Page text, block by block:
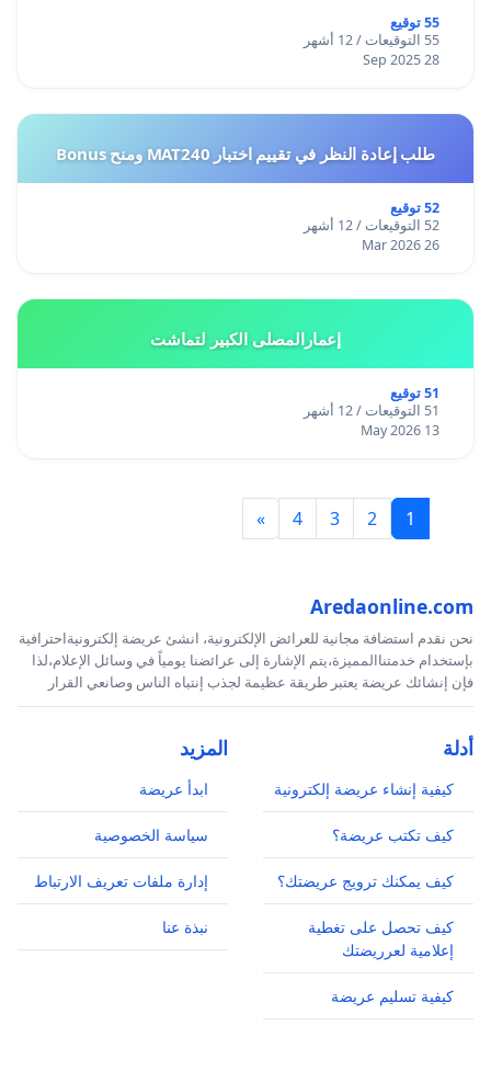
55 توقيع
55 التوقيعات / 12 أشهر
28 Sep 2025
طلب إعادة النظر في تقييم اختبار MAT240 ومنح Bonus
52 توقيع
52 التوقيعات / 12 أشهر
26 Mar 2026
إعمارالمصلى الكبير لتماشت
51 توقيع
51 التوقيعات / 12 أشهر
13 May 2026
1
2
3
4
»
Aredaonline.com
نحن نقدم استضافة مجانية للعرائض الإلكترونية، انشئ عريضة إلكترونيةاحترافية
بإستخدام خدمتناالمميزة،يتم الإشارة إلى عرائضنا يومياً في وسائل الإعلام،لذا
فإن إنشائك عريضة يعتبر طريقة عظيمة لجذب إنتباه الناس وصانعي القرار
أدلة
كيفية إنشاء عريضة إلكترونية
كيف تكتب عريضة؟
كيف يمكنك ترويج عريضتك؟
كيف تحصل على تغطية
إعلامية لعرريضتك
كيفية تسليم عريضة
المزيد
ابدأ عريضة
سياسة الخصوصية
إدارة ملفات تعريف الارتباط
نبذة عنا